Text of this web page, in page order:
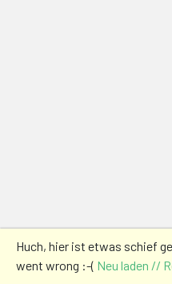
Huch, hier ist etwas schief
went wrong :-( Neu laden //